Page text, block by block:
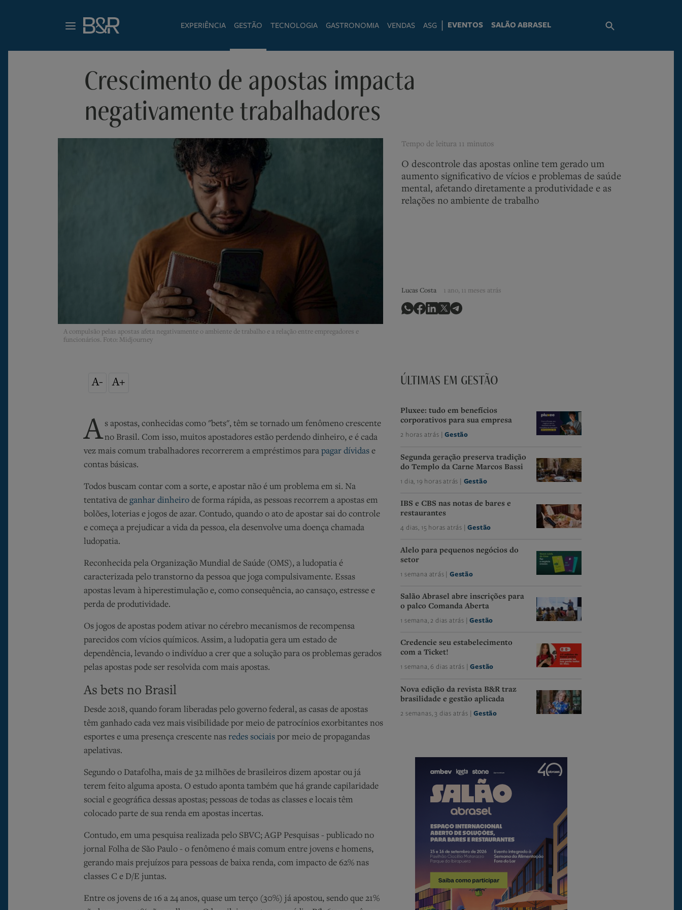
EXPERIÊNCIA GESTÃO TECNOLOGIA GASTRONOMIA VENDAS ASG | EVENTOS SALÃO ABRASEL
Crescimento de apostas impacta
negativamente trabalhadores
A compulsão pelas apostas afeta negativamente o ambiente de trabalho e a relação entre empregadores e
funcionários. Foto: Midjourney
Tempo de leitura 11 minutos
O descontrole das apostas online tem gerado um
aumento significativo de vícios e problemas de saúde
mental, afetando diretamente a produtividade e as
relações no ambiente de trabalho
Lucas Costa 1 ano, 11 meses atrás
A- A+
A s apostas, conhecidas como "bets", têm se tornado um fenômeno crescente
no Brasil. Com isso, muitos apostadores estão perdendo dinheiro, e é cada
vez mais comum trabalhadores recorrerem a empréstimos para pagar dívidas e
contas básicas.
Todos buscam contar com a sorte, e apostar não é um problema em si. Na
tentativa de ganhar dinheiro de forma rápida, as pessoas recorrem a apostas em
bolões, loterias e jogos de azar. Contudo, quando o ato de apostar sai do controle
e começa a prejudicar a vida da pessoa, ela desenvolve uma doença chamada
ludopatia.
Reconhecida pela Organização Mundial de Saúde (OMS), a ludopatia é
caracterizada pelo transtorno da pessoa que joga compulsivamente. Essas
apostas levam à hiperestimulação e, como consequência, ao cansaço, estresse e
perda de produtividade.
Os jogos de apostas podem ativar no cérebro mecanismos de recompensa
parecidos com vícios químicos. Assim, a ludopatia gera um estado de
dependência, levando o indivíduo a crer que a solução para os problemas gerados
pelas apostas pode ser resolvida com mais apostas.
As bets no Brasil
Desde 2018, quando foram liberadas pelo governo federal, as casas de apostas
têm ganhado cada vez mais visibilidade por meio de patrocínios exorbitantes nos
esportes e uma presença crescente nas redes sociais por meio de propagandas
apelativas.
Segundo o Datafolha, mais de 32 milhões de brasileiros dizem apostar ou já
terem feito alguma aposta. O estudo aponta também que há grande capilaridade
social e geográfica dessas apostas; pessoas de todas as classes e locais têm
colocado parte de sua renda em apostas incertas.
Contudo, em uma pesquisa realizada pelo SBVC; AGP Pesquisas - publicado no
jornal Folha de São Paulo - o fenômeno é mais comum entre jovens e homens,
gerando mais prejuízos para pessoas de baixa renda, com impacto de 62% nas
classes C e D/E juntas.
Entre os jovens de 16 a 24 anos, quase um terço (30%) já apostou, sendo que 21%
ÚLTIMAS EM GESTÃO
Pluxee: tudo em benefícios
corporativos para sua empresa
2 horas atrás |Gestão
Segunda geração preserva tradição
do Templo da Carne Marcos Bassi
1 dia, 19 horas atrás | Gestão
IBS e CBS nas notas de bares e
restaurantes
4 dias, 15 horas atrás |Gestão
Alelo para pequenos negócios do
setor
1 semana atrás | Gestão
Salão Abrasel abre inscrições para
o palco Comanda Aberta
1 semana, 2 dias atrás |Gestão
Credencie seu estabelecimento
com a Ticket!
1 semana, 6 dias atrás |Gestão
Nova edição da revista B&R traz
brasilidade e gestão aplicada
2 semanas, 3 dias atrás |Gestão